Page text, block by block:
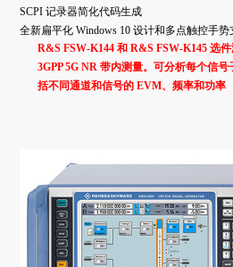
SCPI 记录器简化代码生成
全新扁平化 Windows 10 设计和多点触控手势
R&S FSW-K144 和 R&S FSW-K145 选
3GPP 5G NR 带内测量。可分析每个信
括不同通道和信号的 EVM、频率和功率